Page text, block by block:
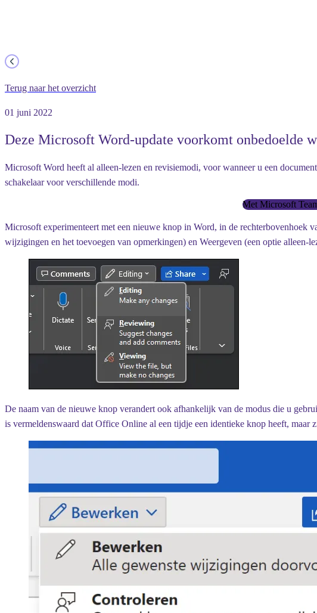
Terug naar het overzicht
01 juni 2022
Deze Microsoft Word-update voorkomt onbedoelde
Microsoft Word heeft al alleen-lezen en revisiemodi, voor wanneer u een
schakelaar voor verschillende modi.
Met Microsoft
Microsoft experimenteert met een nieuwe knop in Word, in de rechterbovenhoek
wijzigingen en het toevoegen van opmerkingen) en Weergeven (een optie
De naam van de nieuwe knop verandert ook afhankelijk van de modus die u
is vermeldenswaard dat Office Online al een tijdje een identieke knop heeft, maar